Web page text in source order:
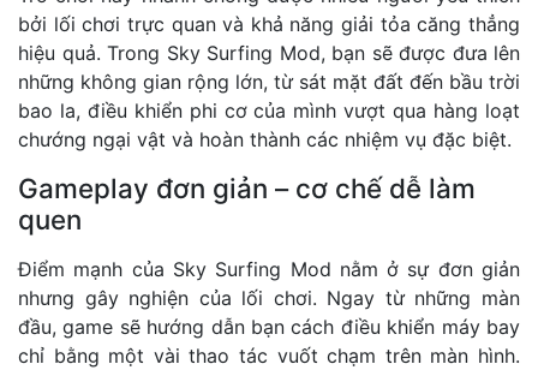
bởi lối chơi trực quan và khả năng giải tỏa căng thẳng
hiệu quả. Trong Sky Surfing Mod, bạn sẽ được đưa lên
những không gian rộng lớn, từ sát mặt đất đến bầu trời
bao la, điều khiển phi cơ của mình vượt qua hàng loạt
chướng ngại vật và hoàn thành các nhiệm vụ đặc biệt.
Gameplay đơn giản – cơ chế dễ làm
quen
Điểm mạnh của Sky Surfing Mod nằm ở sự đơn giản
nhưng gây nghiện của lối chơi. Ngay từ những màn
đầu, game sẽ hướng dẫn bạn cách điều khiển máy bay
chỉ bằng một vài thao tác vuốt chạm trên màn hình.